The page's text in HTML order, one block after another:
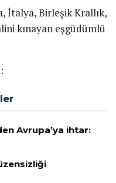
İtalya, Birleşik Krallık,
kınayan eşgüdümlü
Avrupa’ya ihtar: